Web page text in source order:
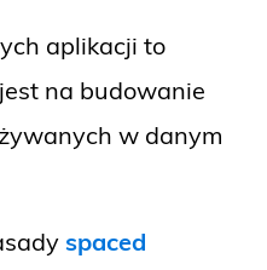
aplikacji to
na budowanie
w danym
spaced